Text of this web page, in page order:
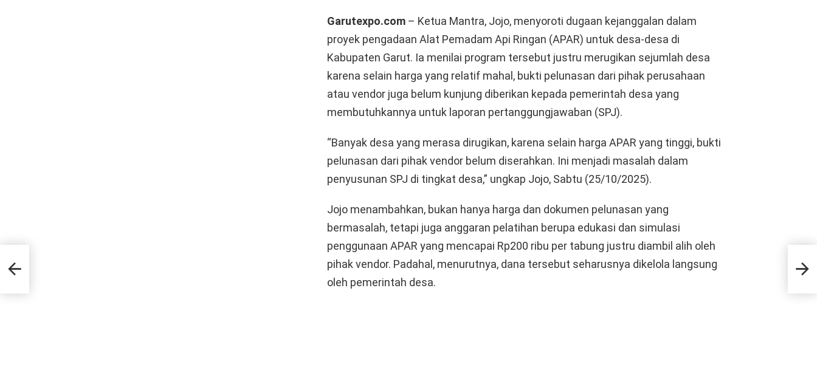
Garutexpo.com – Ketua Mantra, Jojo, menyoroti dugaan kejanggalan dalam
proyek pengadaan Alat Pemadam Api Ringan (APAR) untuk desa-desa di
Kabupaten Garut. Ia menilai program tersebut justru merugikan sejumlah desa
karena selain harga yang relatif mahal, bukti pelunasan dari pihak perusahaan
atau vendor juga belum kunjung diberikan kepada pemerintah desa yang
membutuhkannya untuk laporan pertanggungjawaban (SPJ).
“Banyak desa yang merasa dirugikan, karena selain harga APAR yang tinggi, bukti
pelunasan dari pihak vendor belum diserahkan. Ini menjadi masalah dalam
penyusunan SPJ di tingkat desa,” ungkap Jojo, Sabtu (25/10/2025).
Jojo menambahkan, bukan hanya harga dan dokumen pelunasan yang
bermasalah, tetapi juga anggaran pelatihan berupa edukasi dan simulasi
penggunaan APAR yang mencapai Rp200 ribu per tabung justru diambil alih oleh
pihak vendor. Padahal, menurutnya, dana tersebut seharusnya dikelola langsung
oleh pemerintah desa.